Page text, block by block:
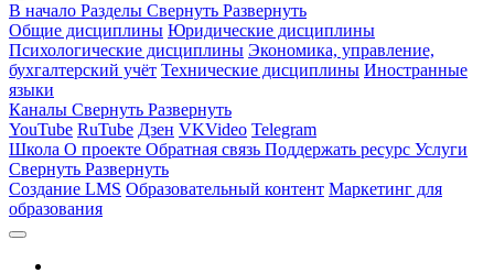
В начало Разделы Свернуть Развернуть
Общие дисциплины Юридические дисциплины
Психологические дисциплины Экономика, управление,
бухгалтерский учёт Технические дисциплины Иностранные
языки
Каналы Свернуть Развернуть
YouTube RuTube Дзен VKVideo Telegram
Школа О проекте Обратная связь Поддержать ресурс Услуги
Свернуть Развернуть
Создание LMS Образовательный контент Маркетинг для
образования